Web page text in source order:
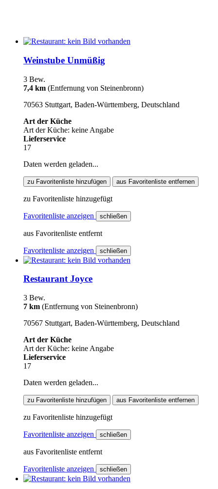
Weinstube Unmüßig
3 Bew.
7,4 km (Entfernung von Steinenbronn)
70563 Stuttgart, Baden-Württemberg, Deutschland
Art der Küche
Art der Küche: keine Angabe
Lieferservice
17
Daten werden geladen...
zu Favoritenliste hinzufügen aus Favoritenliste entfernen
zu Favoritenliste hinzugefügt
Favoritenliste anzeigen schließen
aus Favoritenliste entfernt
Favoritenliste anzeigen schließen
Restaurant Joyce
3 Bew.
7 km (Entfernung von Steinenbronn)
70567 Stuttgart, Baden-Württemberg, Deutschland
Art der Küche
Art der Küche: keine Angabe
Lieferservice
17
Daten werden geladen...
zu Favoritenliste hinzufügen aus Favoritenliste entfernen
zu Favoritenliste hinzugefügt
Favoritenliste anzeigen schließen
aus Favoritenliste entfernt
Favoritenliste anzeigen schließen